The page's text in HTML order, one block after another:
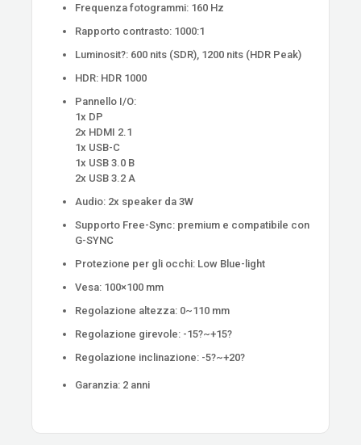
Frequenza fotogrammi: 160 Hz
Rapporto contrasto: 1000:1
Luminosit?: 600 nits (SDR), 1200 nits (HDR Peak)
HDR: HDR 1000
Pannello I/O:
1x DP
2x HDMI 2.1
1x USB-C
1x USB 3.0 B
2x USB 3.2 A
Audio: 2x speaker da 3W
Supporto Free-Sync: premium e compatibile con
G-SYNC
Protezione per gli occhi: Low Blue-light
Vesa: 100×100 mm
Regolazione altezza: 0~110 mm
Regolazione girevole: -15?~+15?
Regolazione inclinazione: -5?~+20?
Garanzia: 2 anni